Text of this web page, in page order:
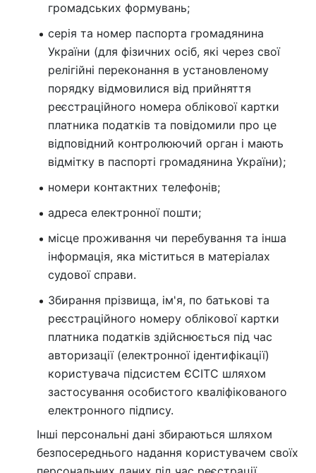
громадських формувань;
серія та номер паспорта громадянина
України (для фізичних осіб, які через свої
релігійні переконання в установленому
порядку відмовилися від прийняття
реєстраційного номера облікової картки
платника податків та повідомили про це
відповідний контролюючий орган і мають
відмітку в паспорті громадянина України);
номери контактних телефонів;
адреса електронної пошти;
місце проживання чи перебування та інша
інформація, яка міститься в матеріалах
судової справи.
Збирання прізвища, ім'я, по батькові та
реєстраційного номеру облікової картки
платника податків здійснюється під час
авторизації (електронної ідентифікації)
користувача підсистем ЄСІТС шляхом
застосування особистого кваліфікованого
електронного підпису.
Інші персональні дані збираються шляхом
безпосереднього надання користувачем своїх